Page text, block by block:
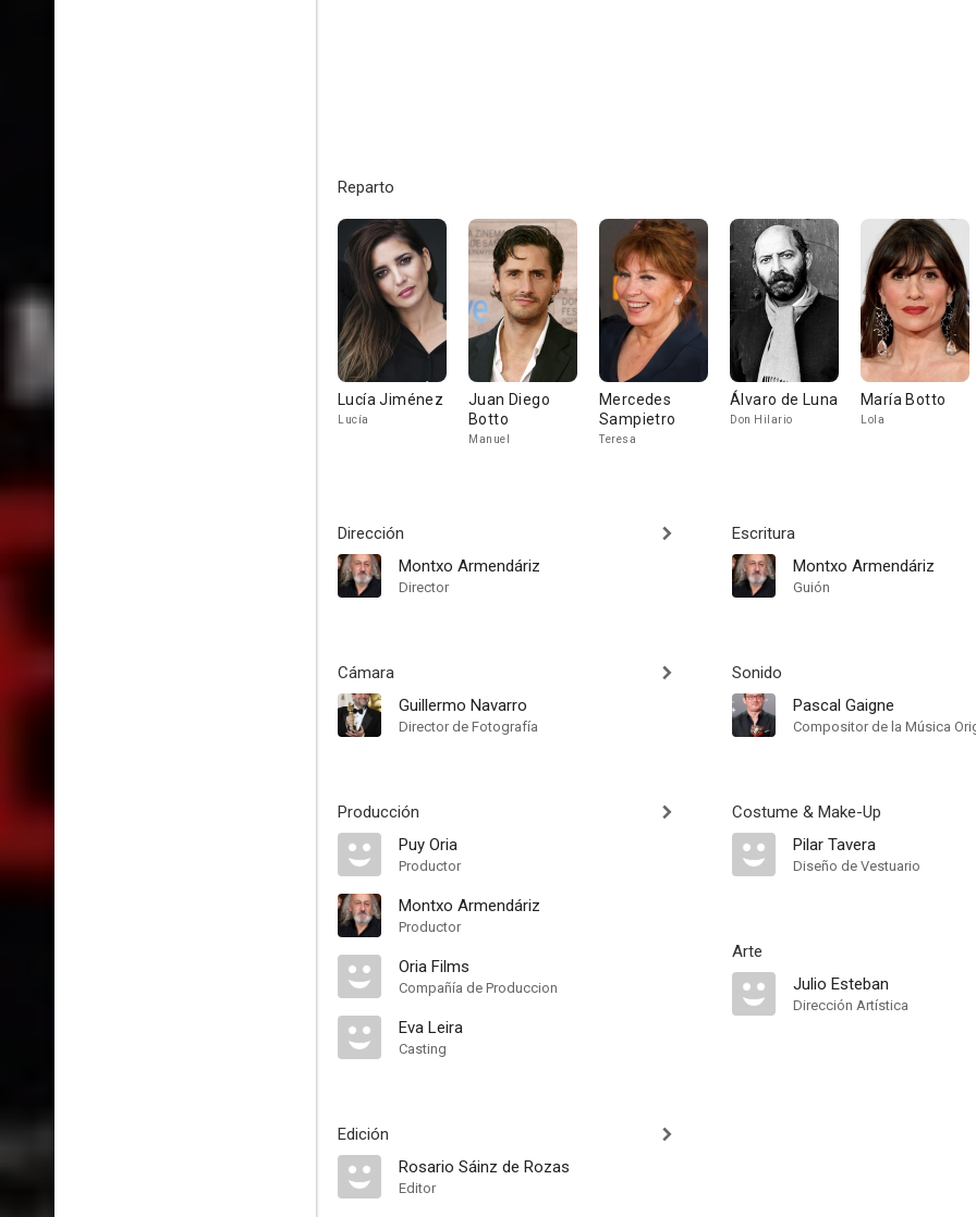
Reparto
Lucía Jiménez
Lucía
Juan Diego
Botto
Manuel
Mercedes
Sampietro
Teresa
Álvaro de Luna
Don Hilario
María Botto
Lola
Dirección
Montxo Armendáriz
Director
Cámara
Guillermo Navarro
Director de Fotografía
Producción
Puy Oria
Productor
Montxo Armendáriz
Productor
Oria Films
Compañía de Produccion
Eva Leira
Casting
Edición
Rosario Sáinz de Rozas
Editor
Escritura
Montxo Armendáriz
Guión
Sonido
Pascal Gaigne
Compositor de la Música
Costume & Make-Up
Pilar Tavera
Diseño de Vestuario
Arte
Julio Esteban
Dirección Artística